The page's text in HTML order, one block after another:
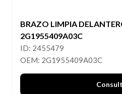
BRAZO LIMPIA
2G1955409A03C
ID: 2455479
OEM: 2G1955409A03C